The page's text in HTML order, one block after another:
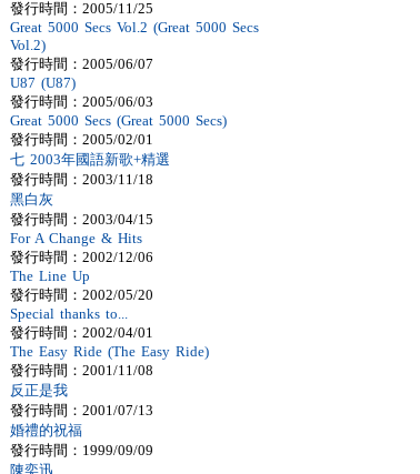
發行時間：2005/11/25
Great 5000 Secs Vol.2 (Great 5000 Secs
Vol.2)
發行時間：2005/06/07
U87 (U87)
發行時間：2005/06/03
Great 5000 Secs (Great 5000 Secs)
發行時間：2005/02/01
七 2003年國語新歌+精選
發行時間：2003/11/18
黑白灰
發行時間：2003/04/15
For A Change & Hits
發行時間：2002/12/06
The Line Up
發行時間：2002/05/20
Special thanks to...
發行時間：2002/04/01
The Easy Ride (The Easy Ride)
發行時間：2001/11/08
反正是我
發行時間：2001/07/13
婚禮的祝福
發行時間：1999/09/09
陳奕迅